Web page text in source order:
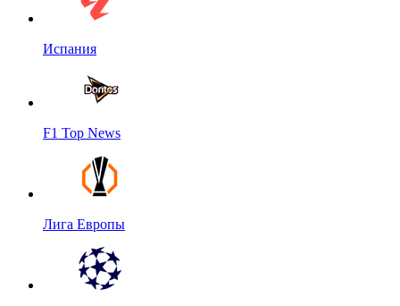
Испания
F1 Top News
Лига Европы